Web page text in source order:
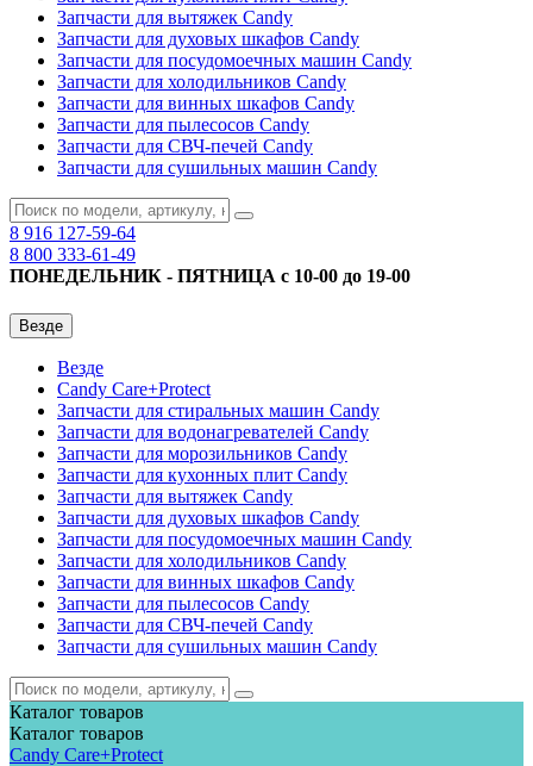
Запчасти для вытяжек Candy
Запчасти для духовых шкафов Candy
Запчасти для посудомоечных машин Candy
Запчасти для холодильников Candy
Запчасти для винных шкафов Candy
Запчасти для пылесосов Candy
Запчасти для СВЧ-печей Candy
Запчасти для сушильных машин Candy
8 916 127-59-64
8 800 333-61-49
ПОНЕДЕЛЬНИК - ПЯТНИЦА с 10-00 до 19-00
Везде
Везде
Candy Care+Protect
Запчасти для стиральных машин Candy
Запчасти для водонагревателей Candy
Запчасти для морозильников Candy
Запчасти для кухонных плит Candy
Запчасти для вытяжек Candy
Запчасти для духовых шкафов Candy
Запчасти для посудомоечных машин Candy
Запчасти для холодильников Candy
Запчасти для винных шкафов Candy
Запчасти для пылесосов Candy
Запчасти для СВЧ-печей Candy
Запчасти для сушильных машин Candy
Каталог товаров
Каталог товаров
Candy Care+Protect